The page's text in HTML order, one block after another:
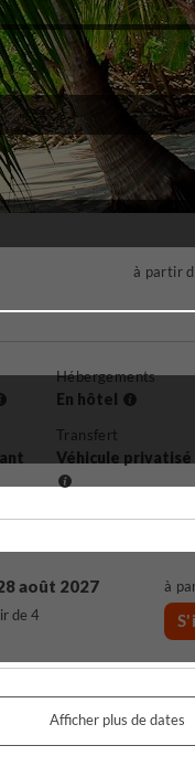
à partir
Hébergements
En hôtel
Transfert
Véhicule privatisé
août 2027
de 4
à
Afficher plus de dates